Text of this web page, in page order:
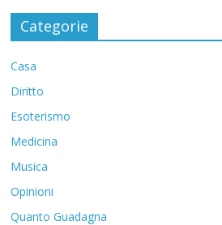
Categorie
Casa
Diritto
Esoterismo
Medicina
Musica
Opinioni
Quanto Guadagna